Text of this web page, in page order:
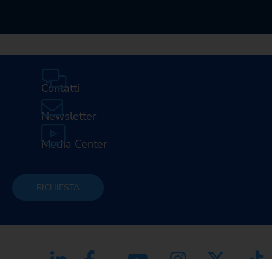
Contatti
Newsletter
Media Center
RICHIESTA